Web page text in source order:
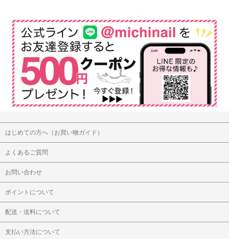
はじめての方へ（お買い物ガイド）
よくあるご質問
お問い合わせ
ポイントについて
配送・送料について
支払い方法について